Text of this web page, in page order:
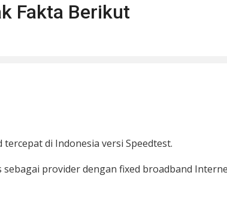
Fakta Berikut
di Indonesia versi Speedtest.
provider dengan fixed broadband